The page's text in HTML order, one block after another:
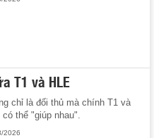
T1 và HLE
chỉ là đối thủ mà chính T1 và
có thể "giúp nhau".
2026